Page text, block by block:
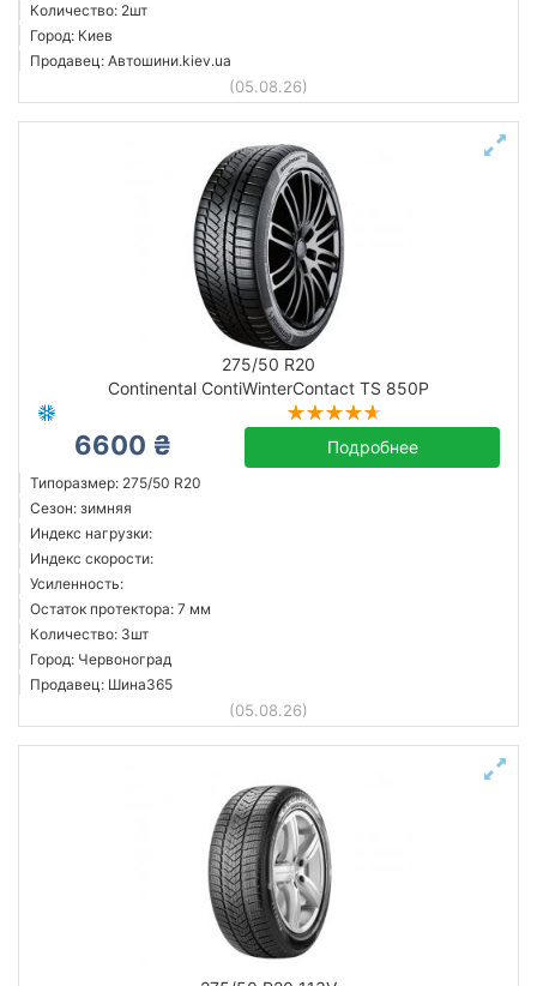
Количество: 2шт
Город: Киев
Продавец: Автошини.kiev.ua
(05.08.26)
275/50 R20
Continental ContiWinterContact TS 850P
6600 ₴ Подробнее
Типоразмер: 275/50 R20
Сезон: зимняя
Индекс нагрузки:
Индекс скорости:
Усиленность:
Остаток протектора: 7 мм
Количество: 3шт
Город: Червоноград
Продавец: Шина365
(05.08.26)